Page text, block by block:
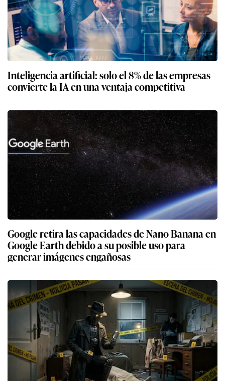
Inteligencia artificial: solo el 8% de las empresas
convierte la IA en una ventaja competitiva
Google retira las capacidades de Nano Banana en
Google Earth debido a su posible uso para
generar imágenes engañosas